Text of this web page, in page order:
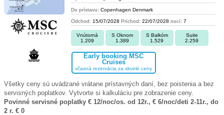
Do prístavu: Copenhagen Denmark
Odchod: 15/07/2028 Príchod: 22/07/2028 nocí: 7
Vnútorná
1.209
S Oknom
1.389
S Balkóm
1.529
Suite
2.259
Early booking MSC
Cruises
včasná rezervácia za skvelé ceny
Všetky ceny sú uvádzané vrátane prístavných daní, bez poistenia a bez
servisných poplatkov. Vytvorte si kalkuláciu pre zobrazenie ceny.
Povinné servisné poplatky € 12/noc/os. od 12r., € 6/noc/deti 2-11r., do
2 r. € 0